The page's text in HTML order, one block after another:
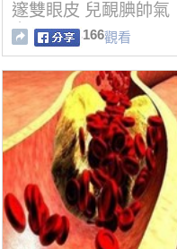
邃雙眼皮 兒靦腆帥
實
166觀看